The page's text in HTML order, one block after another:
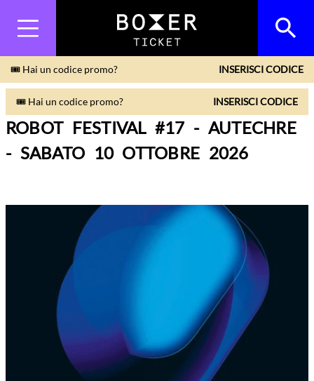
🎟 Hai un codice promo? INSERISCI CODICE
🎟 Hai un codice promo? INSERISCI CODICE
ROBOT FESTIVAL #17 - AUTECHRE
- SABATO 10 OTTOBRE 2026